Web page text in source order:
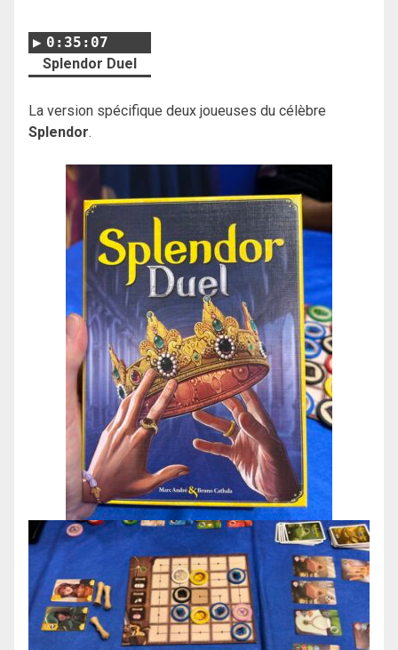
0:35:07
Splendor Duel
La version spécifique deux joueuses du célèbre
Splendor.